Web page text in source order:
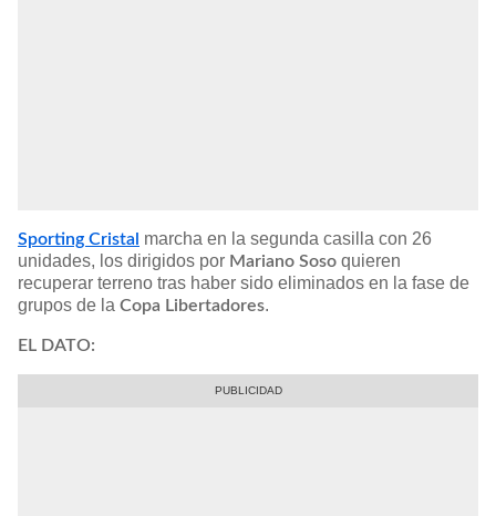
Sporting Cristal
marcha en la segunda casilla con 26
unidades, los dirigidos por Mariano Soso quieren
recuperar terreno tras haber sido eliminados en la fase de
grupos de la Copa Libertadores.
EL DATO: